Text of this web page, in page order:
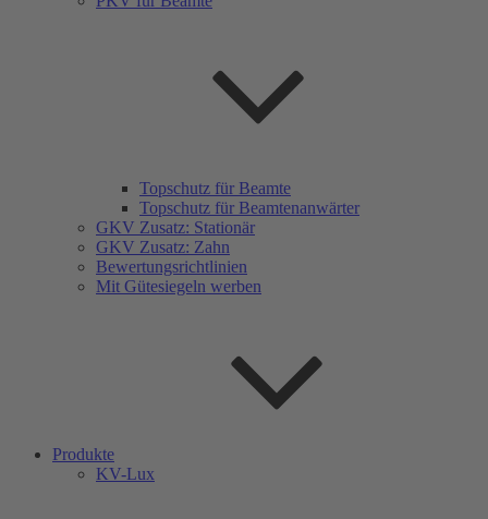
Topschutz für Beamte
Topschutz für Beamtenanwärter
GKV Zusatz: Stationär
GKV Zusatz: Zahn
Bewertungsrichtlinien
Mit Gütesiegeln werben
Produkte
KV-Lux